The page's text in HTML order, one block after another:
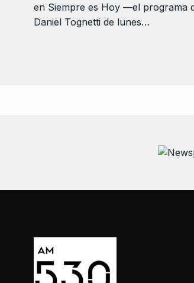
en Siempre es Hoy —el programa
Daniel Tognetti de lunes…